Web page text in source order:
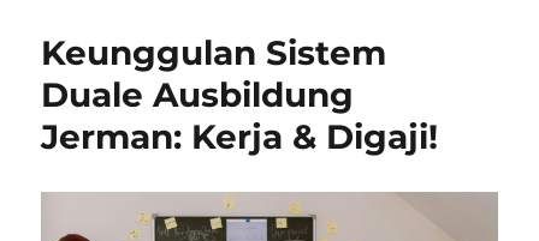
Keunggulan Sistem
Duale Ausbildung
Jerman: Kerja & Digaji!